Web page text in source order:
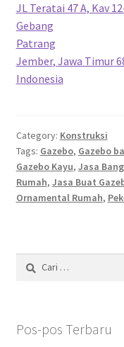
JL Teratai 47 A, Kav
Gebang
Patrang
Jember, Jawa Timur
Indonesia
Category: Konstruksi
Tags: Gazebo, Gazebo
Gazebo Kayu, Jasa
Rumah, Jasa Buat
Ornamental Rumah,
untuk:
Pos-pos Terbaru